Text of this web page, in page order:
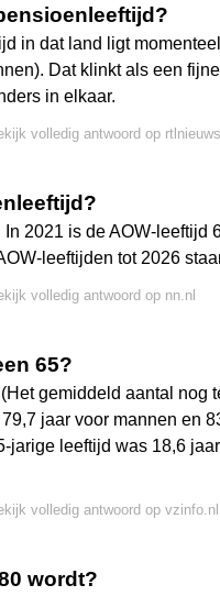
in dat land ligt
Dat klinkt als een
in elkaar.
volledig antwoord op
2021 is de AOW-leeftijd
leeftijden tot 2026
volledig antwoord op nn.nl
65?
gemiddeld aantal nog
jaar voor mannen en
jarige leeftijd was 18,6
volledig antwoord op vzinfo.nl
wordt?